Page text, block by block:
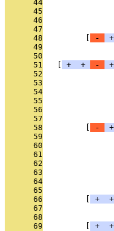
      44
      45
      46
      47
      48
- +
      49
      50
      51
+ + - +
      52
      53
      54
      55
      56
      57
      58
- +
      59
      60
      61
      62
      63
      64
      65
      66
+ +
      67
      68
      69
+ +